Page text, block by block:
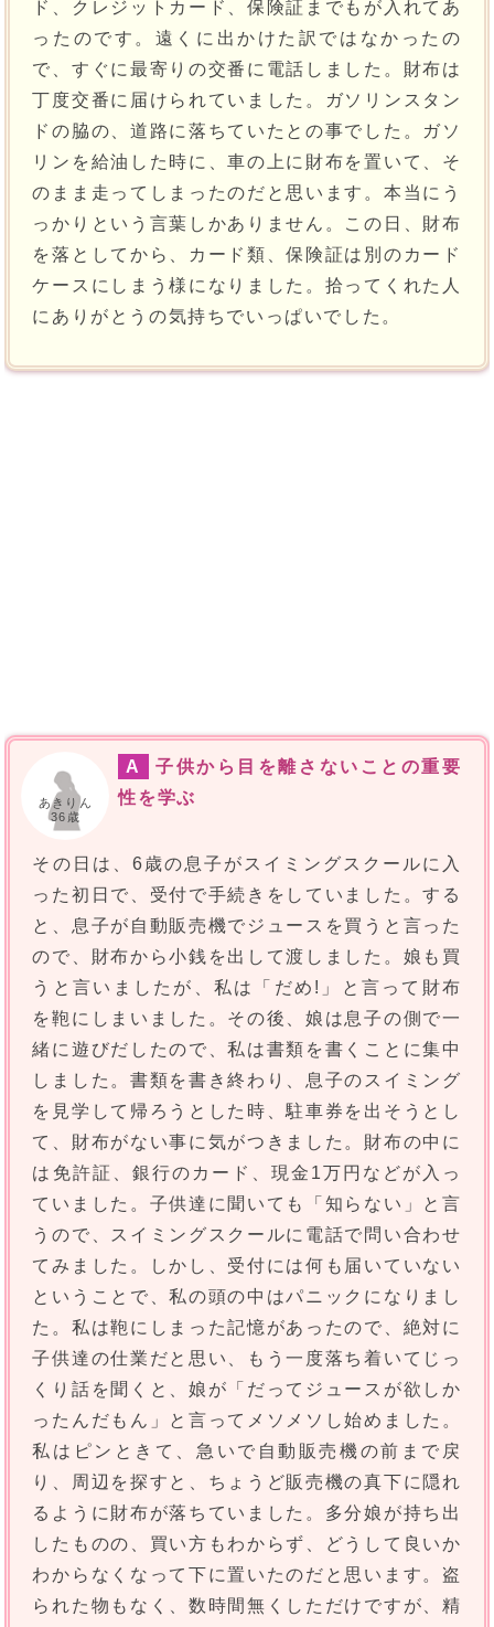
ド、クレジットカード、保険証までもが入れてあ
ったのです。遠くに出かけた訳ではなかったの
で、すぐに最寄りの交番に電話しました。財布は
丁度交番に届けられていました。ガソリンスタン
ドの脇の、道路に落ちていたとの事でした。ガソ
リンを給油した時に、車の上に財布を置いて、そ
のまま走ってしまったのだと思います。本当にう
っかりという言葉しかありません。この日、財布
を落としてから、カード類、保険証は別のカード
ケースにしまう様になりました。拾ってくれた人
にありがとうの気持ちでいっぱいでした。
あきりん
36歳
A
子供から目を離さないことの重要
性を学ぶ
その日は、6歳の息子がスイミングスクールに入
った初日で、受付で手続きをしていました。する
と、息子が自動販売機でジュースを買うと言った
ので、財布から小銭を出して渡しました。娘も買
うと言いましたが、私は「だめ!」と言って財布
を鞄にしまいました。その後、娘は息子の側で一
緒に遊びだしたので、私は書類を書くことに集中
しました。書類を書き終わり、息子のスイミング
を見学して帰ろうとした時、駐車券を出そうとし
て、財布がない事に気がつきました。財布の中に
は免許証、銀行のカード、現金1万円などが入っ
ていました。子供達に聞いても「知らない」と言
うので、スイミングスクールに電話で問い合わせ
てみました。しかし、受付には何も届いていない
ということで、私の頭の中はパニックになりまし
た。私は鞄にしまった記憶があったので、絶対に
子供達の仕業だと思い、もう一度落ち着いてじっ
くり話を聞くと、娘が「だってジュースが欲しか
ったんだもん」と言ってメソメソし始めました。
私はピンときて、急いで自動販売機の前まで戻
り、周辺を探すと、ちょうど販売機の真下に隠れ
るように財布が落ちていました。多分娘が持ち出
したものの、買い方もわからず、どうして良いか
わからなくなって下に置いたのだと思います。盗
られた物もなく、数時間無くしただけですが、精